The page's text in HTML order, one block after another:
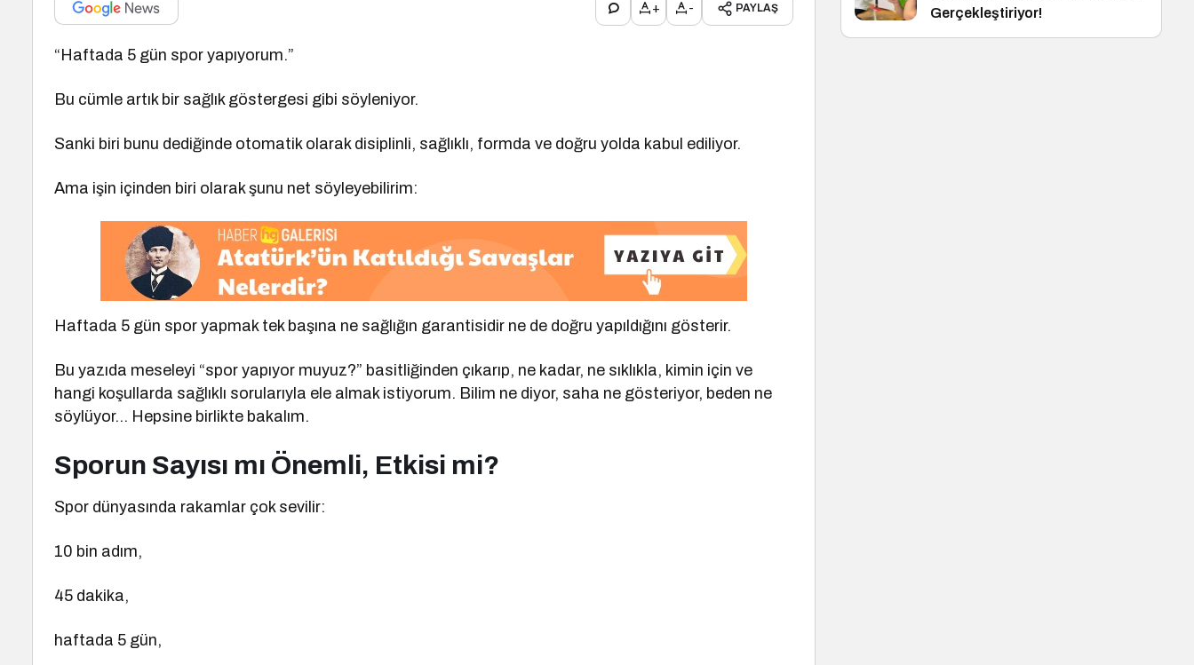
+ - PAYLAŞ
“Haftada 5 gün spor yapıyorum.”
Bu cümle artık bir sağlık göstergesi gibi söyleniyor.
Sanki biri bunu dediğinde otomatik olarak disiplinli, sağlıklı, formda ve doğru yolda kabul ediliyor.
Ama işin içinden biri olarak şunu net söyleyebilirim:
Haftada 5 gün spor yapmak tek başına ne sağlığın garantisidir ne de doğru yapıldığını gösterir.
Bu yazıda meseleyi “spor yapıyor muyuz?” basitliğinden çıkarıp, ne kadar, ne sıklıkla, kimin için ve
hangi koşullarda sağlıklı sorularıyla ele almak istiyorum. Bilim ne diyor, saha ne gösteriyor, beden ne
söylüyor… Hepsine birlikte bakalım.
Sporun Sayısı mı Önemli, Etkisi mi?
Spor dünyasında rakamlar çok sevilir:
10 bin adım,
45 dakika,
haftada 5 gün,
Gerçekleştiriyor!